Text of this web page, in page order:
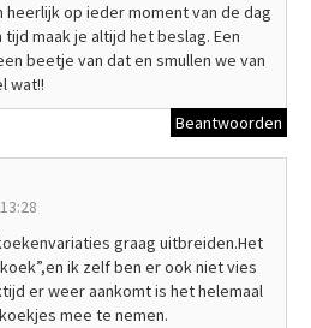
heerlijk op ieder moment van de dag
tijd maak je altijd het beslag. Een
beetje van dat en smullen we van
wat!!
Beantwoorden
graag uitbreiden.Het
ik zelf ben er ook niet vies
er weer aankomt is het helemaal
mee te nemen.